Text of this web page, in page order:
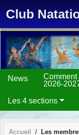
Club
News
2026-
Les 4 sections
Accueil Les